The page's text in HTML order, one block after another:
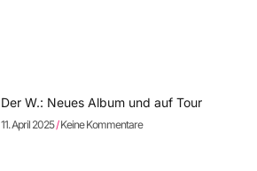
Der W.: Neues Album und auf Tour
11. April 2025 Keine Kommentare